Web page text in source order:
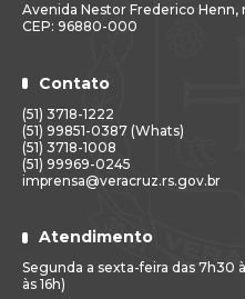
Avenida Nestor Frederico Henn,
CEP: 96880-000
Contato
(51) 3718-1222
(51) 99851-0387 (Whats)
(51) 3718-1008
(51) 99969-0245
imprensa@veracruz.rs.gov.br
Atendimento
Segunda a sexta-feira das 7h30
às 16h)